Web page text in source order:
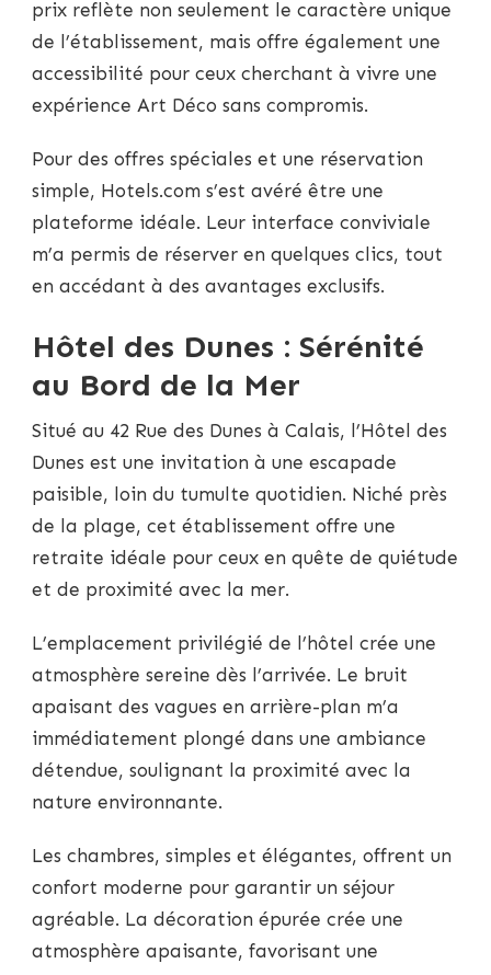
prix reflète non seulement le caractère unique
de l’établissement, mais offre également une
accessibilité pour ceux cherchant à vivre une
expérience Art Déco sans compromis.
Pour des offres spéciales et une réservation
simple, Hotels.com s’est avéré être une
plateforme idéale. Leur interface conviviale
m’a permis de réserver en quelques clics, tout
en accédant à des avantages exclusifs.
Hôtel des Dunes : Sérénité
au Bord de la Mer
Situé au 42 Rue des Dunes à Calais, l’Hôtel des
Dunes est une invitation à une escapade
paisible, loin du tumulte quotidien. Niché près
de la plage, cet établissement offre une
retraite idéale pour ceux en quête de quiétude
et de proximité avec la mer.
L’emplacement privilégié de l’hôtel crée une
atmosphère sereine dès l’arrivée. Le bruit
apaisant des vagues en arrière-plan m’a
immédiatement plongé dans une ambiance
détendue, soulignant la proximité avec la
nature environnante.
Les chambres, simples et élégantes, offrent un
confort moderne pour garantir un séjour
agréable. La décoration épurée crée une
atmosphère apaisante, favorisant une